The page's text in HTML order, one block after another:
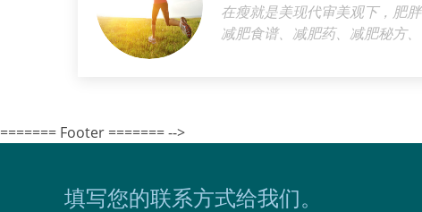
在瘦就是美现代审美观下，肥
减肥食谱、减肥药、减肥秘方
======= Footer ======= -->
填写您的联系方式给我们。